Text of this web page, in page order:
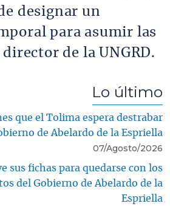
designar un
para asumir las
de la UNGRD.
Lo último
que el Tolima espera destrabar
de Abelardo de la Espriella
07/Agosto/2026
sus fichas para quedarse con los
del Gobierno de Abelardo de la
Espriella